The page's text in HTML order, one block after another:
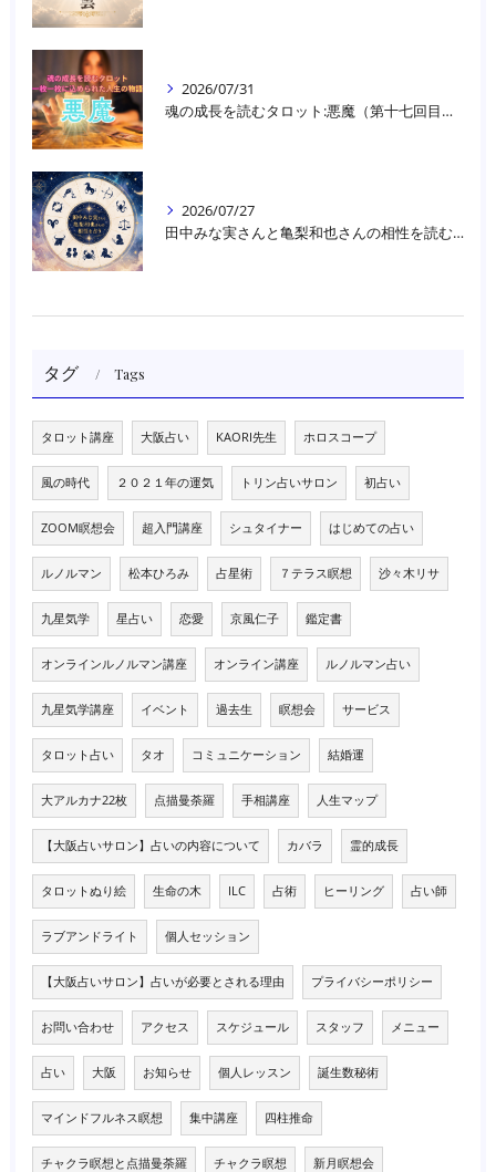
2026/07/31
魂の成長を読むタロット:悪魔（第十七回目）｜大阪・箕面占いスクールラブアンドライト
2026/07/27
田中みな実さんと亀梨和也さんの相性を読む｜大阪・箕面占いスクールラブアンドライト
タグ Tags
タロット講座 大阪占い KAORI先生 ホロスコープ
風の時代 ２０２１年の運気 トリン占いサロン 初占い
ZOOM瞑想会 超入門講座 シュタイナー はじめての占い
ルノルマン 松本ひろみ 占星術 ７テラス瞑想 沙々木リサ
九星気学 星占い 恋愛 京風仁子 鑑定書
オンラインルノルマン講座 オンライン講座 ルノルマン占い
九星気学講座 イベント 過去生 瞑想会 サービス
タロット占い タオ コミュニケーション 結婚運
大アルカナ22枚 点描曼荼羅 手相講座 人生マップ
【大阪占いサロン】占いの内容について カバラ 霊的成長
タロットぬり絵 生命の木 ILC 占術 ヒーリング 占い師
ラブアンドライト 個人セッション
【大阪占いサロン】占いが必要とされる理由 プライバシーポリシー
お問い合わせ アクセス スケジュール スタッフ メニュー
占い 大阪 お知らせ 個人レッスン 誕生数秘術
マインドフルネス瞑想 集中講座 四柱推命
チャクラ瞑想と点描曼荼羅 チャクラ瞑想 新月瞑想会